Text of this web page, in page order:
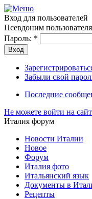
Вход для пользователей
Псевдоним
Пароль: *
Забыли свой
Последние
Не можете войти на
Италия форум
Новости Италии
Новое
Форум
Италия фото
Итальянский язык
Документы в
Рецепты